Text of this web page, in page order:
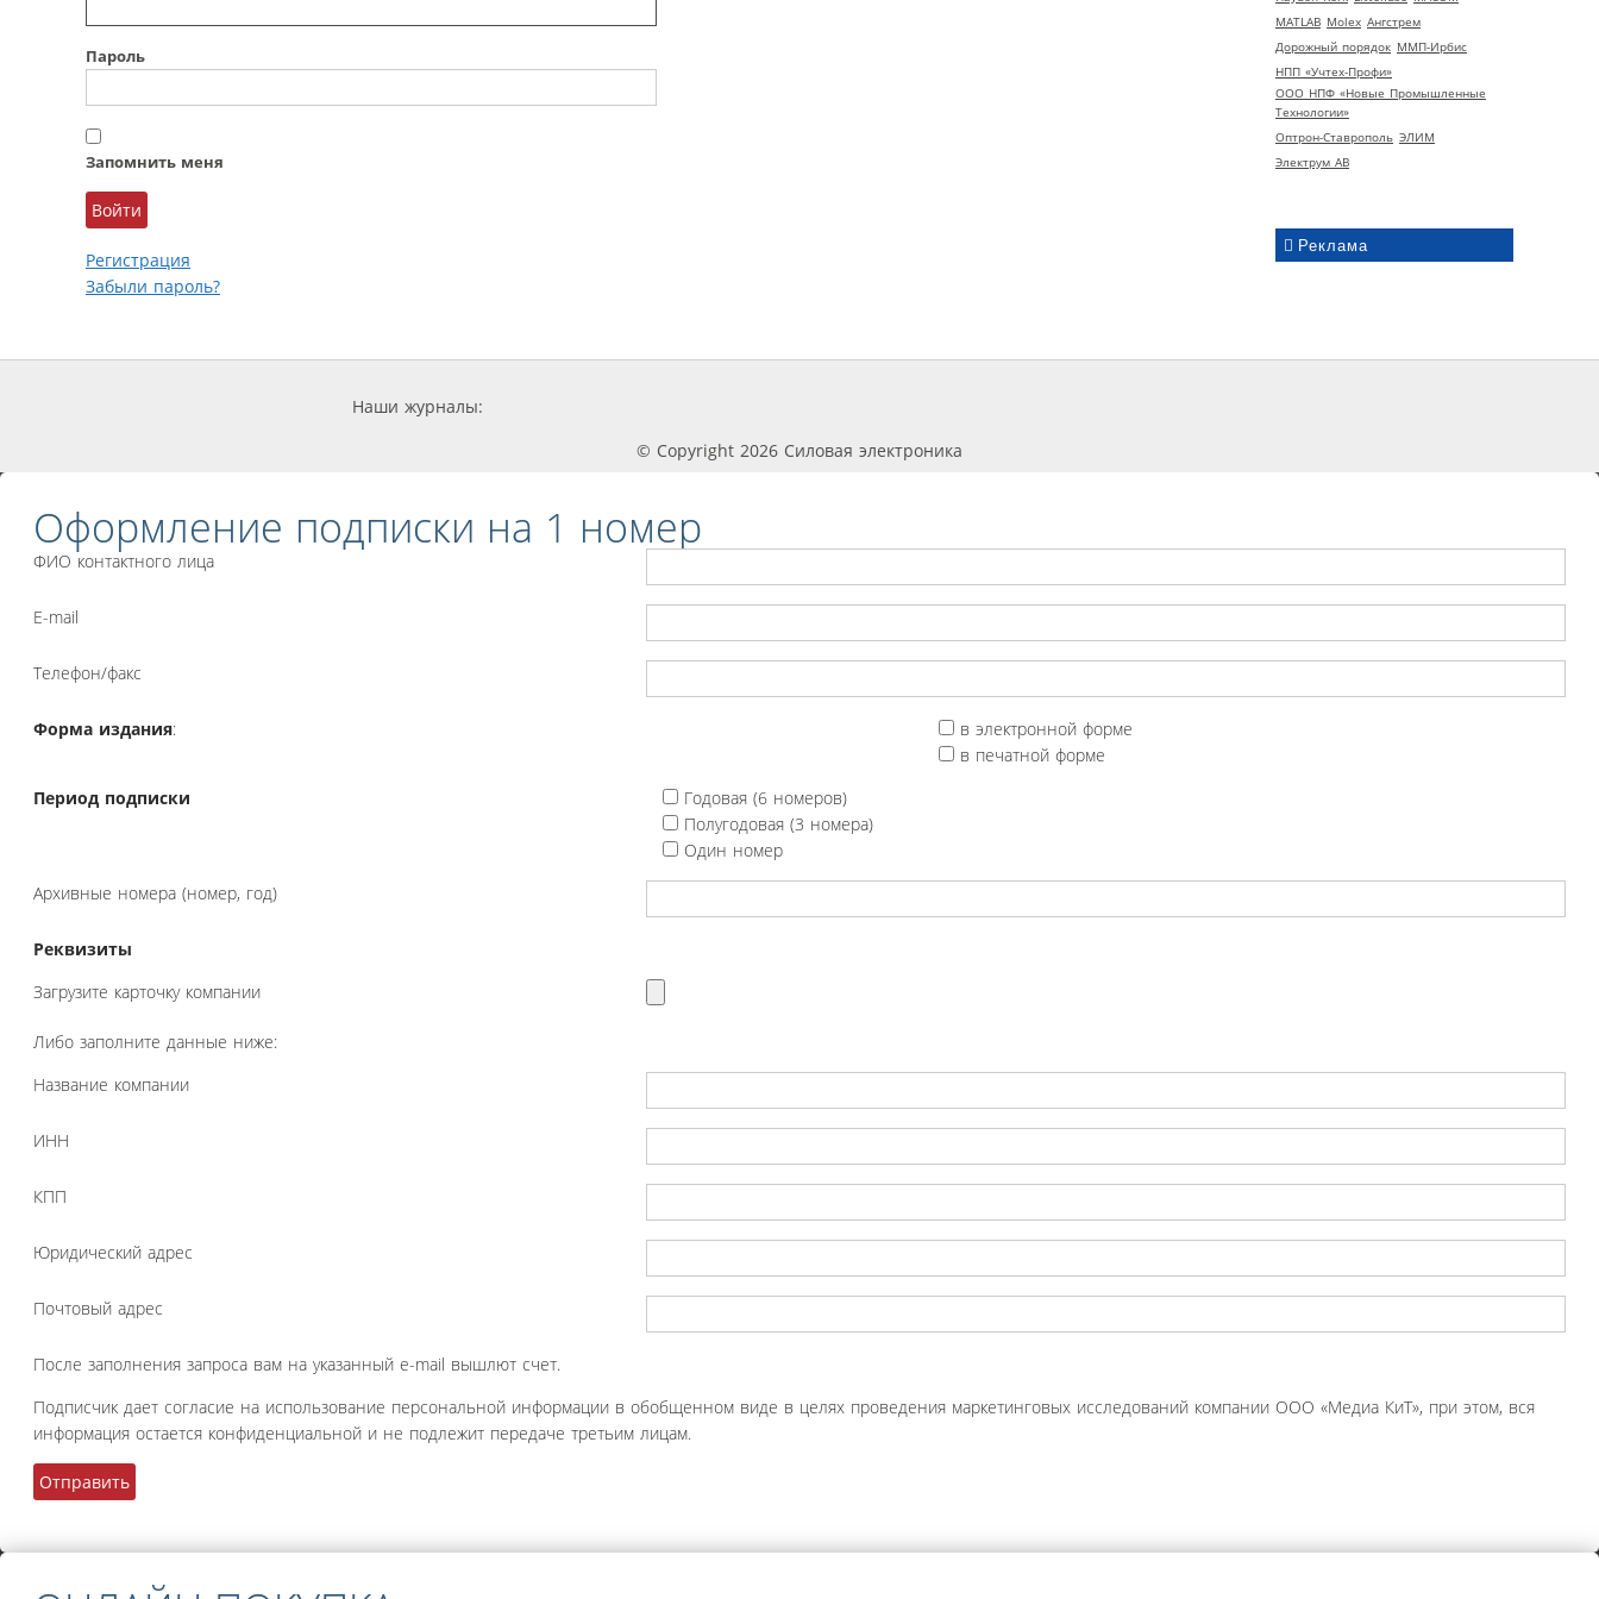
MATLAB Molex Ангстрем
Дорожный порядок ММП-Ирбис
НПП «Учтех-Профи»
ООО НПФ «Новые Промышленные
Технологии»
Оптрон-Ставрополь ЭЛИМ
Электрум АВ
Реклама
Пароль
Запомнить меня
Регистрация
Забыли пароль?
Наши журналы:
© Copyright 2026 Силовая электроника
Оформление подписки на 1 номер
ФИО контактного лица
E-mail
Телефон/факс
Форма издания:
в электронной форме
в печатной форме
Период подписки
Годовая (6 номеров)
Полугодовая (3 номера)
Один номер
Архивные номера (номер, год)
Реквизиты
Загрузите карточку компании
Либо заполните данные ниже:
Название компании
ИНН
КПП
Юридический адрес
Почтовый адрес
После заполнения запроса вам на указанный e-mail вышлют счет.
Подписчик дает согласие на использование персональной информации в обобщенном виде в целях проведения маркетинговых исследований компании ООО «Медиа КиТ», при этом, вся
информация остается конфиденциальной и не подлежит передаче третьим лицам.